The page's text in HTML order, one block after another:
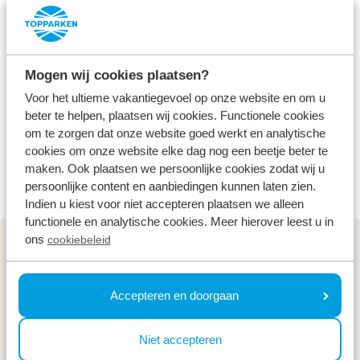
Mogen wij cookies plaatsen?
Voor het ultieme vakantiegevoel op onze website en om u
beter te helpen, plaatsen wij cookies. Functionele cookies
om te zorgen dat onze website goed werkt en analytische
cookies om onze website elke dag nog een beetje beter te
maken. Ook plaatsen we persoonlijke cookies zodat wij u
persoonlijke content en aanbiedingen kunnen laten zien.
Indien u kiest voor niet accepteren plaatsen we alleen
functionele en analytische cookies. Meer hierover leest u in
ons cookiebeleid
Accepteren en doorgaan
Niet accepteren
Museum
Beleef het indringende geluid van de stoomfluit.
Ervaar het stampen, de stoomontwikkeling en de
trekkracht van de machtige stoomlocomotieven.
Reis met de stoomtrein over de meer dan honderd
jaar oude spoorlijn Apeldoorn – Dieren.
Algemeen
Service & contact